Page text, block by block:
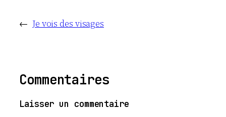
← Je vois des visages
Commentaires
Laisser un commentaire